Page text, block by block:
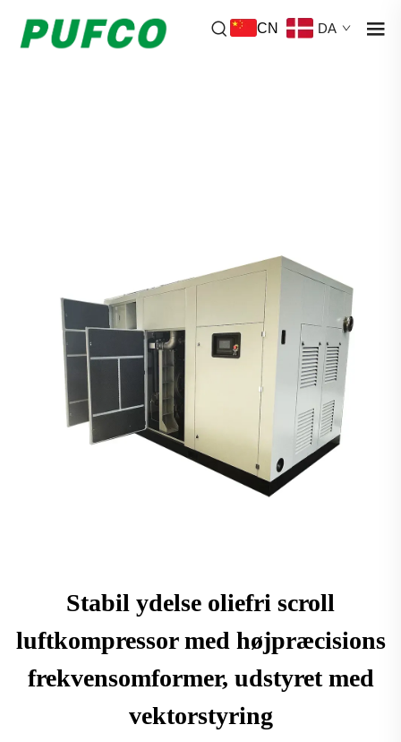
CN DA
Stabil ydelse oliefri scroll
luftkompressor med højpræcisions
frekvensomformer, udstyret med
vektorstyring